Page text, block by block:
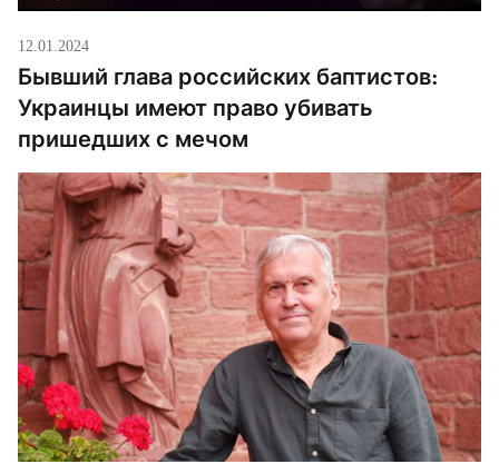
12.01.2024
Бывший глава российских баптистов:
Украинцы имеют право убивать
пришедших с мечом